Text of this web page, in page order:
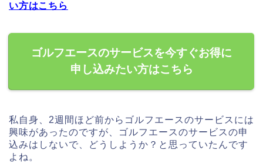
い方はこちら
ゴルフエースのサービスを今すぐお得に
申し込みたい方はこちら
私自身、2週間ほど前からゴルフエースのサービスには
興味があったのですが、ゴルフエースのサービスの申
込みはしないで、どうしようか？と思っていたんです
よね。